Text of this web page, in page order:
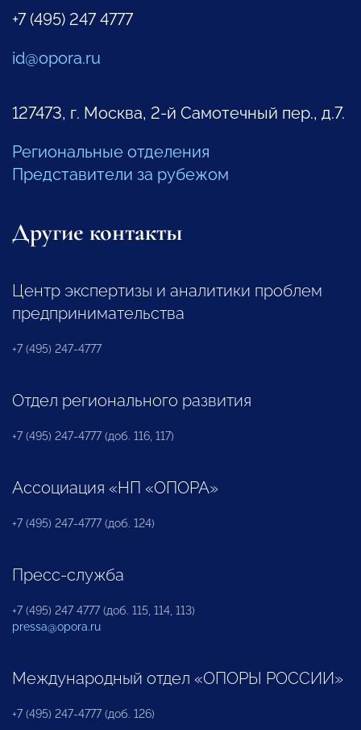
+7 (495) 247 4777
id@opora.ru
127473, г. Москва, 2-й Самотечный пер., д.7.
Региональные отделения
Представители за рубежом
Другие контакты
Центр экспертизы и аналитики проблем
предпринимательства
+7 (495) 247-4777
Отдел регионального развития
+7 (495) 247-4777 (доб. 116, 117)
Ассоциация «НП «ОПОРА»
+7 (495) 247-4777 (доб. 124)
Пресс-служба
+7 (495) 247 4777 (доб. 115, 114, 113)
pressa@opora.ru
Международный отдел «ОПОРЫ РОССИИ»
+7 (495) 247-4777 (доб. 126)